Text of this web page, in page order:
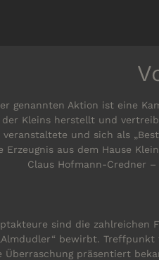
genannten Aktion ist eine
Kleins herstellt und
veranstaltete und sich als
Erzeugnis aus dem Hause
Claus Hofmann-Credner
sind die zahlreichen
bewirbt.
Überraschung präsentiert